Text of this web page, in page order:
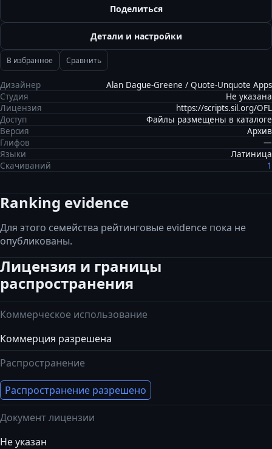
Поделиться
Детали и настройки
В избранное Сравнить
Дизайнер
Alan Dague-Greene / Quote-Unquote Apps
Студия
Не указана
Лицензия
https://scripts.sil.org/OFL
Доступ
Файлы размещены в каталоге
Версия
Архив
Глифов
—
Языки
Латиница
Скачиваний
1
Ranking evidence
Для этого семейства рейтинговые evidence пока не
опубликованы.
Лицензия и границы
распространения
Коммерческое использование
Коммерция разрешена
Распространение
Распространение разрешено
Документ лицензии
Не указан